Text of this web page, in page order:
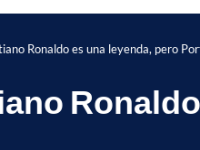
Ronaldo es una leyenda, pero